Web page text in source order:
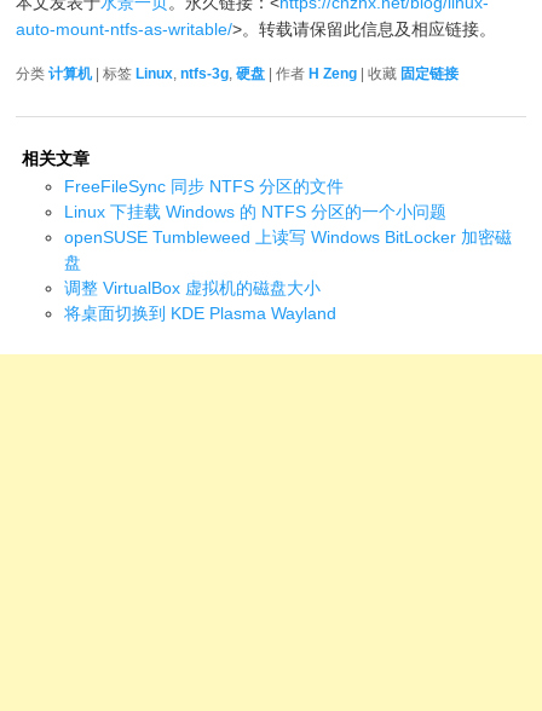
auto-mount-ntfs-as-writable/>。转载请保留此信息及相应链接。
分类计算机| 标签Linux,ntfs-3g,硬盘 | 作者H Zeng | 收藏 固定链接
相关文章
FreeFileSync 同步 NTFS 分区的文件
Linux 下挂载 Windows 的 NTFS 分区的一个小问题
openSUSE Tumbleweed 上读写 Windows BitLocker 加密磁
盘
调整 VirtualBox 虚拟机的磁盘大小
将桌面切换到 KDE Plasma Wayland